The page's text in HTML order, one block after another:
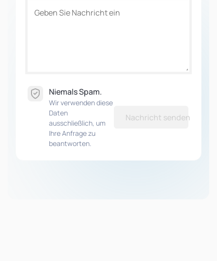
Niemals Spam.
Wir verwenden diese
Daten
ausschließlich, um
Ihre Anfrage zu
beantworten.
Nachricht senden